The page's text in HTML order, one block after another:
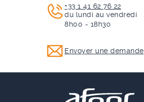
+33 1 41 62 76 22
du lundi au vendredi
8h00 - 18h30
Envoyer une demande